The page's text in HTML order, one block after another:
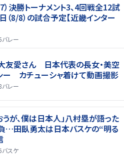
決勝トーナメント3、4回戦全12試
8/8）の試合予定【近畿インター
バレー
友愛さん 日本代表の長女・美空
ー カチューシャ着けて動画撮影
バレー
うが、僕は日本人」八村塁が語った
…田臥勇太は日本バスケの“明る
バスケ